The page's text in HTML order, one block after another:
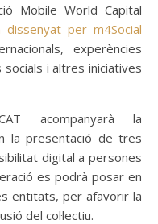
Mobile World Capital
dissenyat per m4Social
experències
i altres iniciatives
acompanyarà la
la presentació de tres
digital a persones
es podrà posar en
entitats, per afavorir la
del col·lectiu.